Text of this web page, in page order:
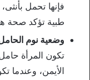
فإنها تحمل
طبية تؤكد صحة
وضعية نوم
تكون المرأة
الأيمن، وعندما